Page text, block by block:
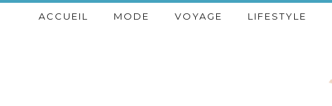
ACCUEIL MODE VOYAGE LIFESTYLE